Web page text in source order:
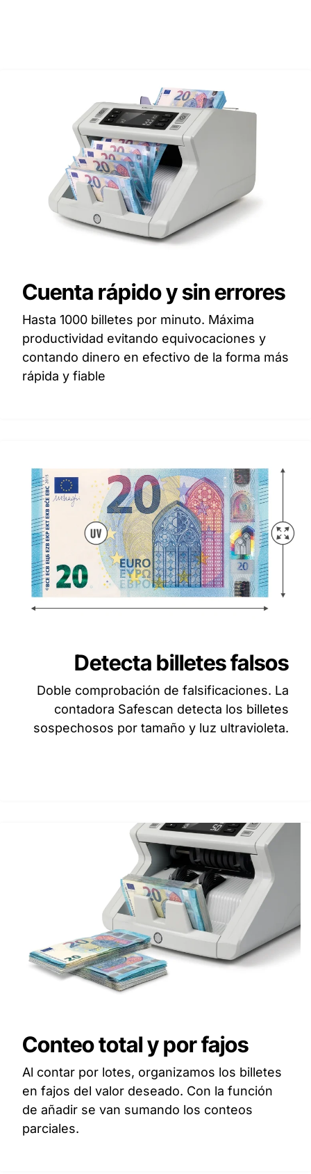
Cuenta rápido y sin errores
Hasta 1000 billetes por minuto. Máxima
productividad evitando equivocaciones y
contando dinero en efectivo de la forma más
rápida y fiable
Detecta billetes falsos
Doble comprobación de falsificaciones. La
contadora Safescan detecta los billetes
sospechosos por tamaño y luz ultravioleta.
Conteo total y por fajos
Al contar por lotes, organizamos los billetes
en fajos del valor deseado. Con la función
de añadir se van sumando los conteos
parciales.